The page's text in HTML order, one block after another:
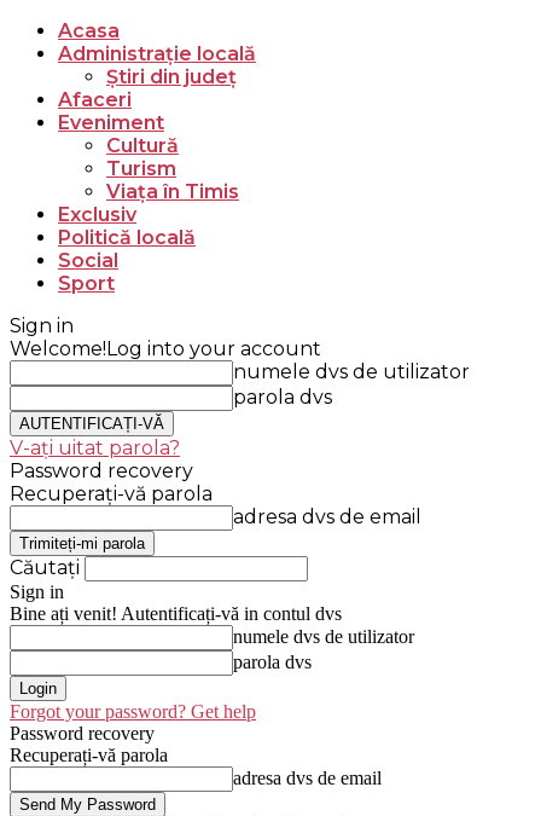
Acasa
Administrație locală
Știri din județ
Afaceri
Eveniment
Cultură
Turism
Viața în Timis
Exclusiv
Politică locală
Social
Sport
Sign in
Welcome!Log into your account
numele dvs de utilizator
parola dvs
V-ați uitat parola?
Password recovery
Recuperați-vă parola
adresa dvs de email
Căutați
Sign in
Bine ați venit! Autentificați-vă in contul dvs
numele dvs de utilizator
parola dvs
Forgot your password? Get help
Password recovery
Recuperați-vă parola
adresa dvs de email